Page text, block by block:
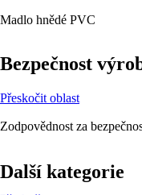
Madlo hnědé PVC
Bezpečnost
Přeskočit oblast
Zodpovědnost za
Další kategorie